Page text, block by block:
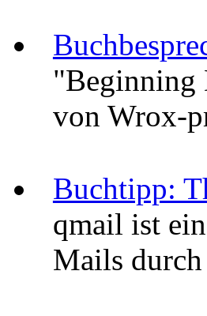
"Beginning
von Wrox-
Buchtipp:
qmail ist
Mails